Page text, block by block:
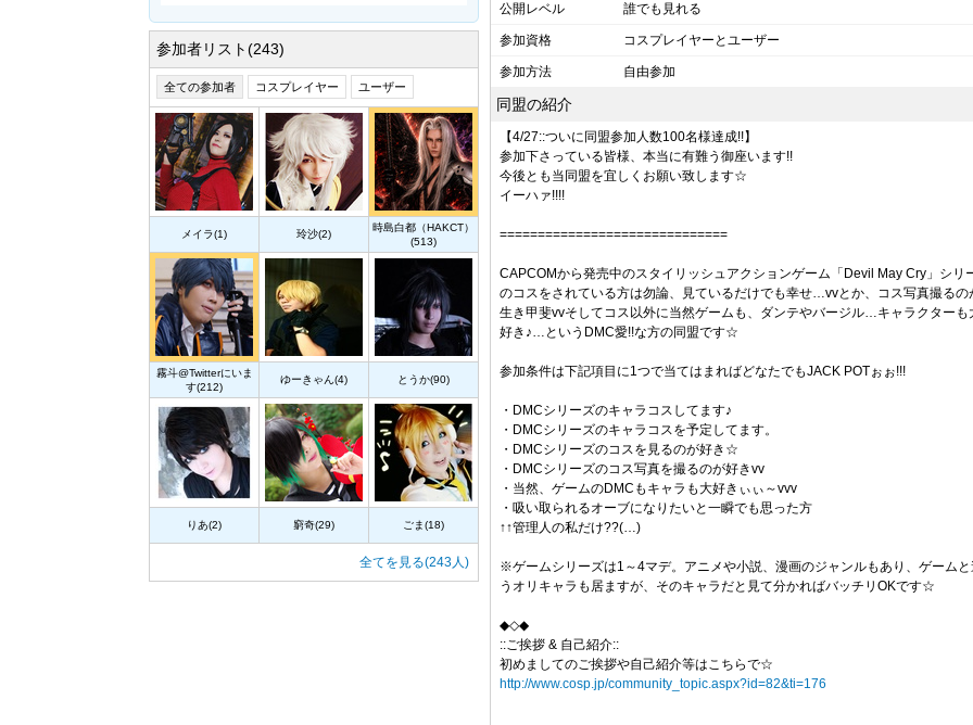
参加者リスト(243)
全ての参加者 コスプレイヤー ユーザー
メイラ(1) 玲沙(2)
時島白都（HAKCT）
(513)
霧斗@Twitterにいま
す(212)
ゆーきゃん(4) とうか(90)
りあ(2) 窮奇(29) ごま(18)
全てを見る(243人)
公開レベル 誰でも見れる
参加資格 コスプレイヤーとユーザー
参加方法 自由参加
同盟の紹介
【4/27::ついに同盟参加人数100名様達成!!】
参加下さっている皆様、本当に有難う御座います!!
今後とも当同盟を宜しくお願い致します☆
イーハァ!!!!
==============================
CAPCOMから発売中のスタイリッシュアクションゲーム「Devil May Cry」シリ
のコスをされている方は勿論、見ているだけでも幸せ…vvとか、コス写真撮るの
生き甲斐vvそしてコス以外に当然ゲームも、ダンテやバージル…キャラクターも
好き♪…というDMC愛!!な方の同盟です☆
参加条件は下記項目に1つで当てはまればどなたでもJACK POTぉぉ!!!
・DMCシリーズのキャラコスしてます♪
・DMCシリーズのキャラコスを予定してます。
・DMCシリーズのコスを見るのが好き☆
・DMCシリーズのコス写真を撮るのが好きvv
・当然、ゲームのDMCもキャラも大好きぃぃ～vvv
・吸い取られるオーブになりたいと一瞬でも思った方
↑↑管理人の私だけ??(…)
※ゲームシリーズは1～4マデ。アニメや小説、漫画のジャンルもあり、ゲームと
うオリキャラも居ますが、そのキャラだと見て分かればバッチリOKです☆
◆◇◆
::ご挨拶 & 自己紹介::
初めましてのご挨拶や自己紹介等はこちらで☆
http://www.cosp.jp/community_topic.aspx?id=82&ti=176